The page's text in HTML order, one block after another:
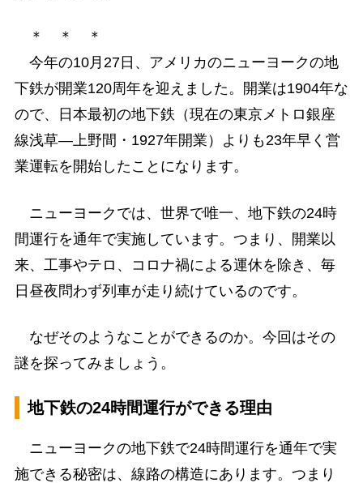
＊ ＊ ＊
今年の10月27日、アメリカのニューヨークの地
下鉄が開業120周年を迎えました。開業は1904年な
ので、日本最初の地下鉄（現在の東京メトロ銀座
線浅草―上野間・1927年開業）よりも23年早く営
業運転を開始したことになります。
ニューヨークでは、世界で唯一、地下鉄の24時
間運行を通年で実施しています。つまり、開業以
来、工事やテロ、コロナ禍による運休を除き、毎
日昼夜問わず列車が走り続けているのです。
なぜそのようなことができるのか。今回はその
謎を探ってみましょう。
地下鉄の24時間運行ができる理由
ニューヨークの地下鉄で24時間運行を通年で実
施できる秘密は、線路の構造にあります。つまり